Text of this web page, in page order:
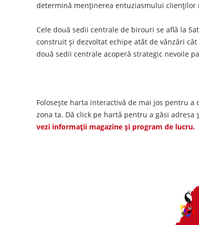
determină menținerea entuziasmului clienților
Cele două sedii centrale de birouri se află la
construit și dezvoltat echipe atât de vânzări
două sedii centrale acoperă strategic nevoile
Folosește harta interactivă de mai jos pentru
zona ta. Dă click pe hartă pentru a găsi
vezi informații magazine și program de lucru.